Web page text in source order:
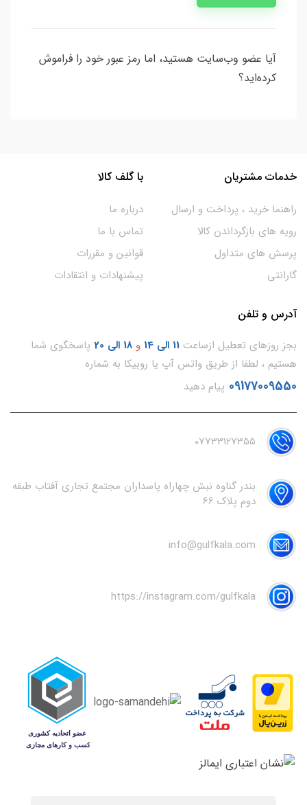
آیا عضو وب‌سایت هستید، اما رمز عبور خود را فراموش
کرده‌اید؟
خدمات مشتریان
راهنما خرید ، پرداخت و ارسال
رویه های بازگرداندن کالا
پرسش های متداول
گارانتی
با گلف کالا
درباره ما
تماس با ما
قوانین و مقررات
پیشنهادات و انتقادات
آدرس و تلفن
بجز روزهای تعطیل ازساعت 11 الی 14 و 18 الی 20
پاسخگوی شما
هستیم ، لطفا از طریق واتس آپ یا روبیکا به شماره
09177009550 پیام دهید
07733127355
بندر گناوه نبش چهاراه پاسداران مجتمع تجاری آفتاب طبقه
دوم پلاک 66
info@gulfkala.com
https://instagram.com/gulfkala